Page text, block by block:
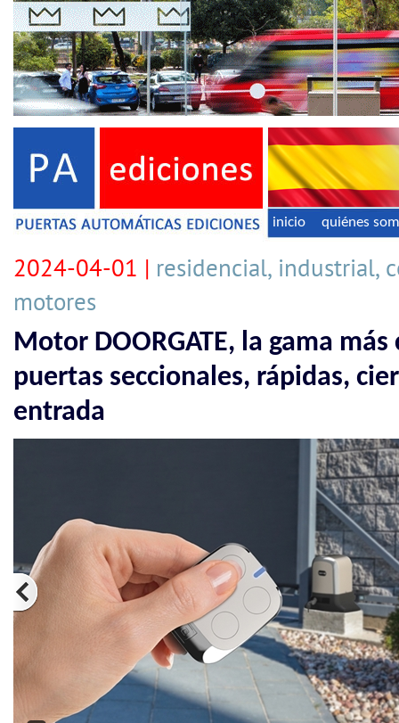
inicio quiénes
2024-04-01 | residencial, industrial,
motores
Motor DOORGATE, la gama
puertas seccionales, rápidas,
entrada